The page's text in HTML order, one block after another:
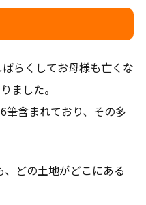
らくしてお母様も亡くな
ました。
筆含まれており、その多
、どの土地がどこにある
相談する
受付
せください。